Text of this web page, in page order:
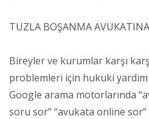
TUZLA BOŞANMA
Bireyler ve kurumlar karşı
problemleri için hukuki
Google arama motorlarında
soru sor” “avukata online